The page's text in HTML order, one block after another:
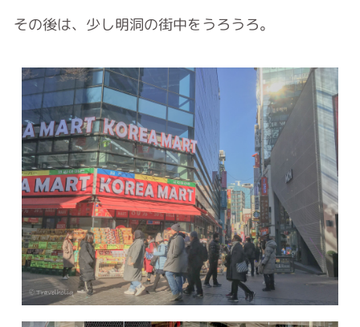
その後は、少し明洞の街中をうろうろ。